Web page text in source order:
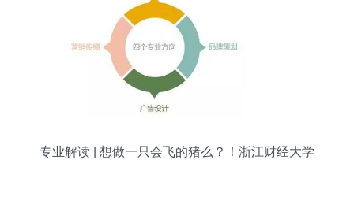
专业解读 | 想做一只会飞的猪么？！浙江财经大学